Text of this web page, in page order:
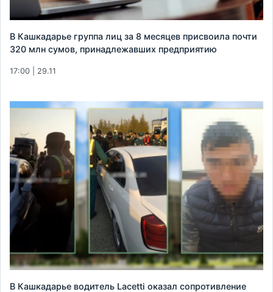
В Кашкадарье группа лиц за 8 месяцев присвоила почти
320 млн сумов, принадлежавших предприятию
17:00 | 29.11
В Кашкадарье водитель Lacetti оказал сопротивление